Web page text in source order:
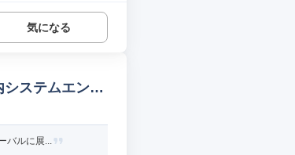
気になる
システムエンジ
バルに展...